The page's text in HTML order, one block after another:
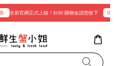
全新官網正式上線！$100 購物金請您收下 現在